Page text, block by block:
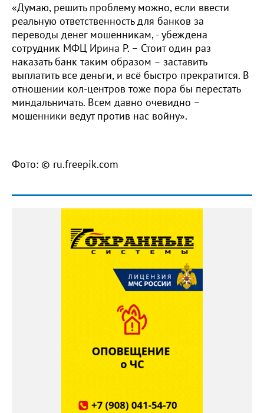
«Думаю, решить проблему можно, если ввести
реальную ответственность для банков за
переводы денег мошенникам, - убеждена
сотрудник МФЦ Ирина Р. – Стоит один раз
наказать банк таким образом – заставить
выплатить все деньги, и всё быстро прекратится. В
отношении кол-центров тоже пора бы перестать
миндальничать. Всем давно очевидно –
мошенники ведут против нас войну».
Фото: © ru.freepik.com